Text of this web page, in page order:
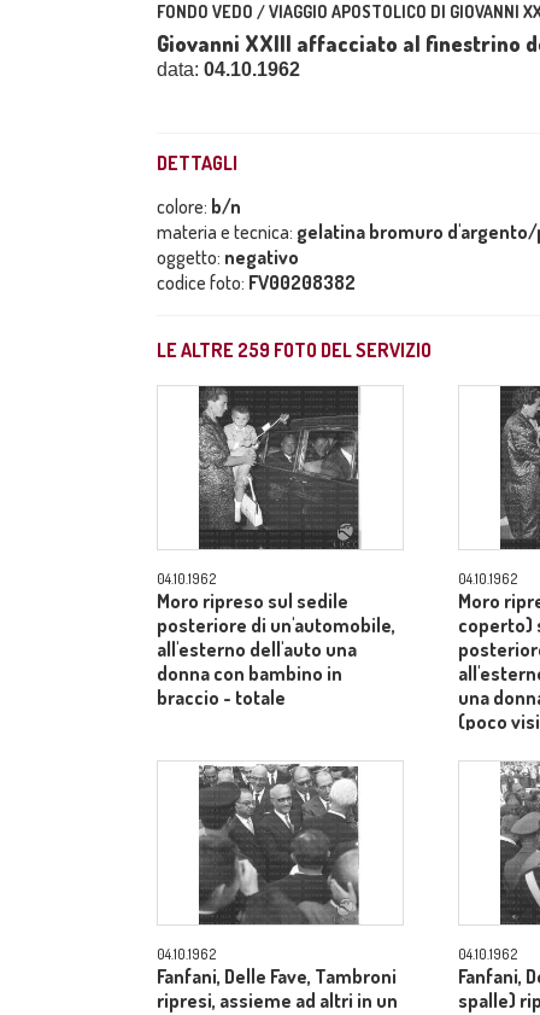
FONDO VEDO / VIAGGIO APOSTOLICO DI GIOVANNI
Giovanni XXIII affacciato al finestrino
data: 04.10.1962
DETTAGLI
colore: b/n
materia e tecnica: gelatina bromuro
oggetto: negativo
codice foto: FV00208382
LE ALTRE 259 FOTO DEL SERVIZIO
04.10.1962
Moro ripreso sul sedile
posteriore di un'automobile,
all'esterno dell'auto una
donna con bambino in
braccio - totale
04.10.1962
Moro
coperto)
una
(poco
04.10.1962
Fanfani, Delle Fave, Tambroni
ripresi, assieme ad altri in un
04.10.1962
Fanfani,
spalle)